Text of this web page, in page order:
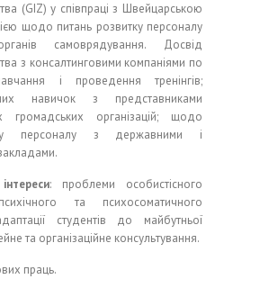
(GIZ) у співпраці з Швейцарською
щодо питань розвитку персоналу
самоврядування. Досвід
з консалтинговими компаніями по
і проведення тренінгів;
навичок з представниками
громадських організацій; щодо
персоналу з державними і
: проблеми особистісного
та психосоматичного
студентів до майбутньої
та організаційне консультування.
праць.